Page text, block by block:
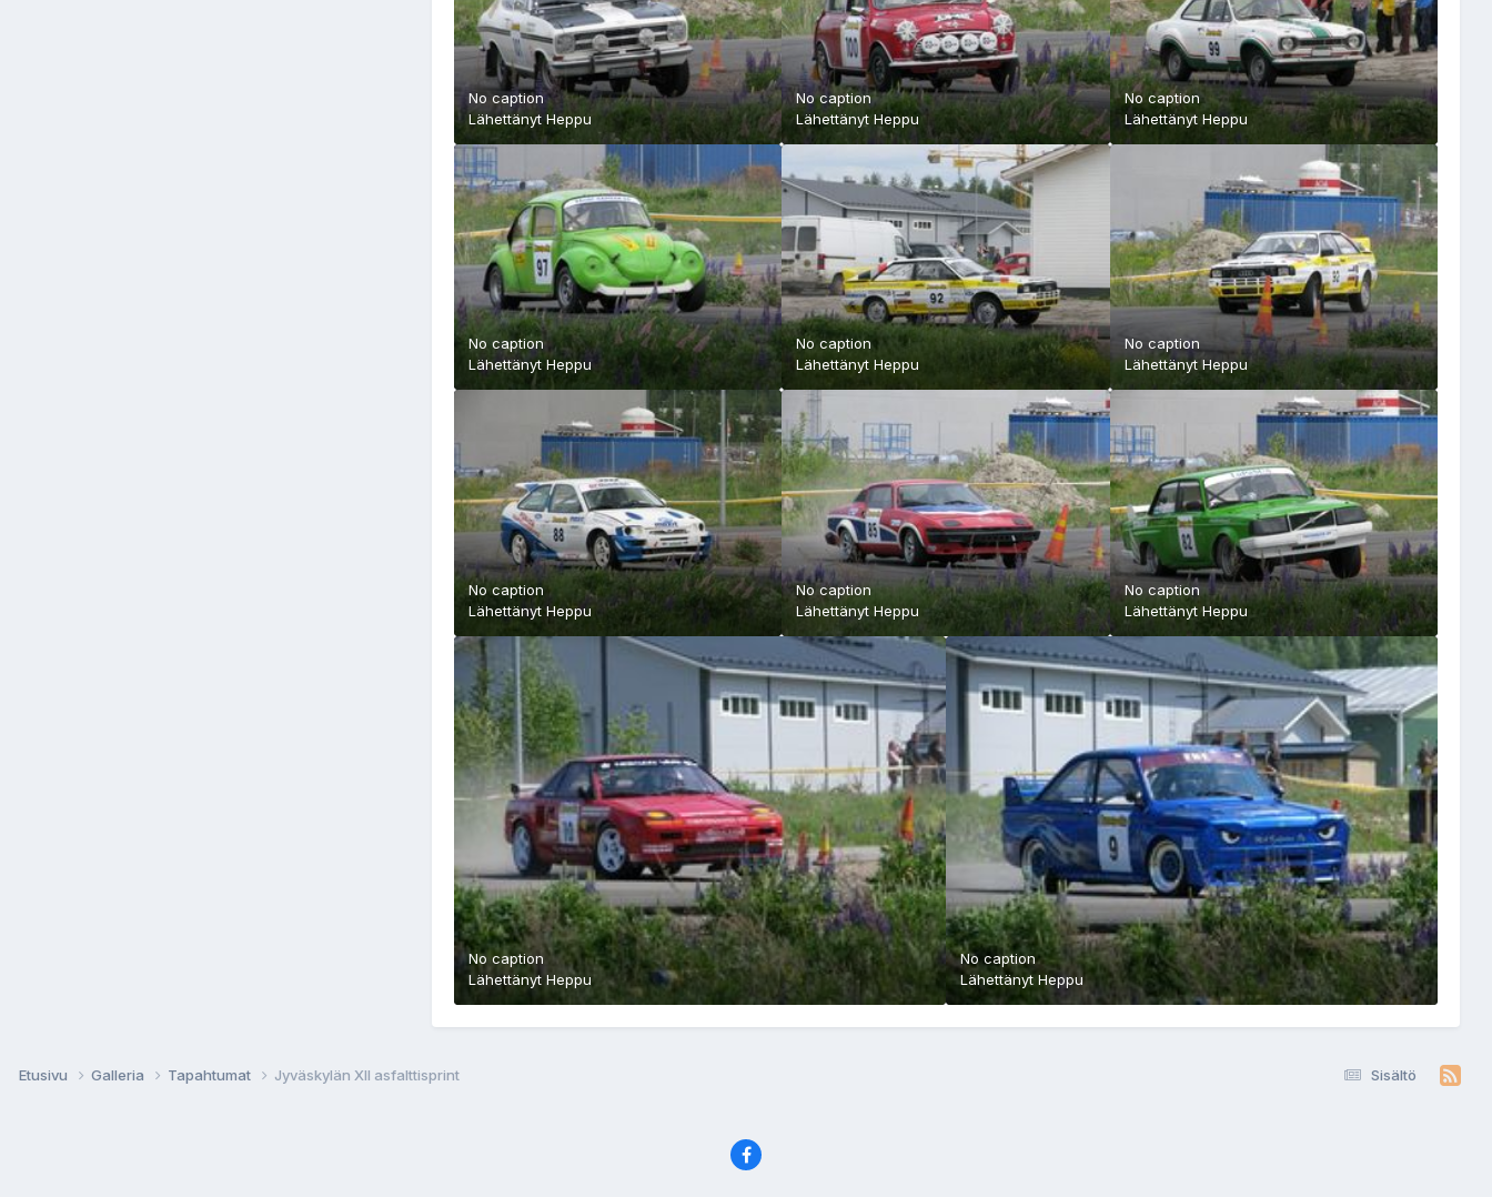
No caption
LähettänytHeppu
No caption
LähettänytHeppu
No caption
Lähettänyt Heppu
No caption
Lähettänyt Heppu
No caption
LähettänytHeppu
No caption
LähettänytHeppu
No caption
Lähettänyt Heppu
No caption
LähettänytHeppu
No caption
LähettänytHeppu
No caption
Lähettänyt Heppu
No caption
LähettänytHeppu
Sisältö
Etusivu Galleria Tapahtumat Jyväskylän XII asfalttisprint